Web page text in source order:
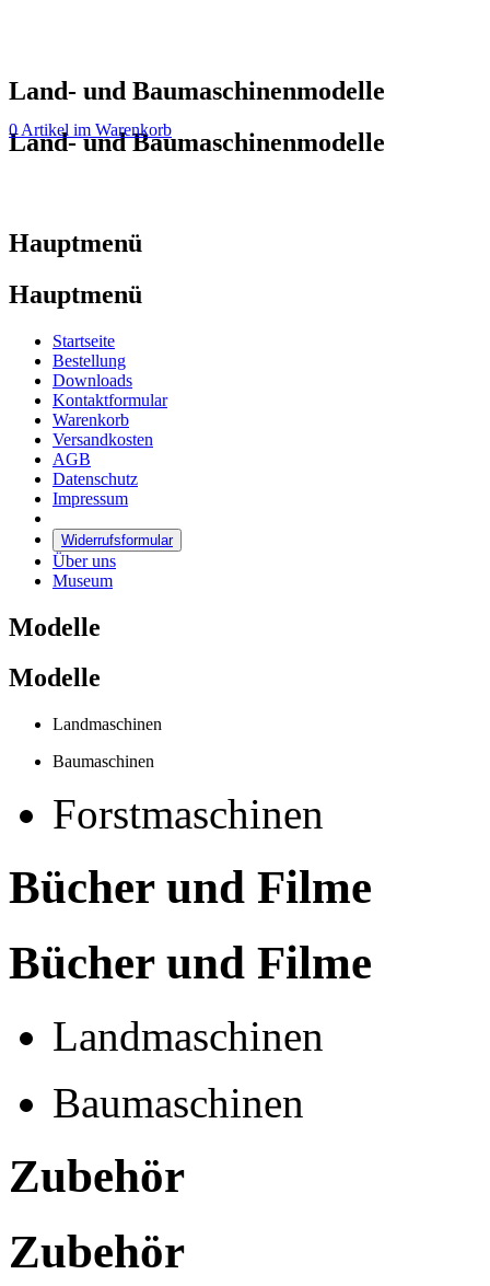
Land- und Baumaschinenmodelle
Land- und Baumaschinenmodelle
0 Artikel im Warenkorb
Hauptmenü
Hauptmenü
Startseite
Bestellung
Downloads
Kontaktformular
Warenkorb
Versandkosten
AGB
Datenschutz
Impressum
Widerrufsformular
Über uns
Museum
Modelle
Modelle
Landmaschinen
Baumaschinen
Forstmaschinen
Bücher und Filme
Bücher und Filme
Landmaschinen
Baumaschinen
Zubehör
Zubehör